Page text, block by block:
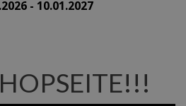
- 10.01.2027